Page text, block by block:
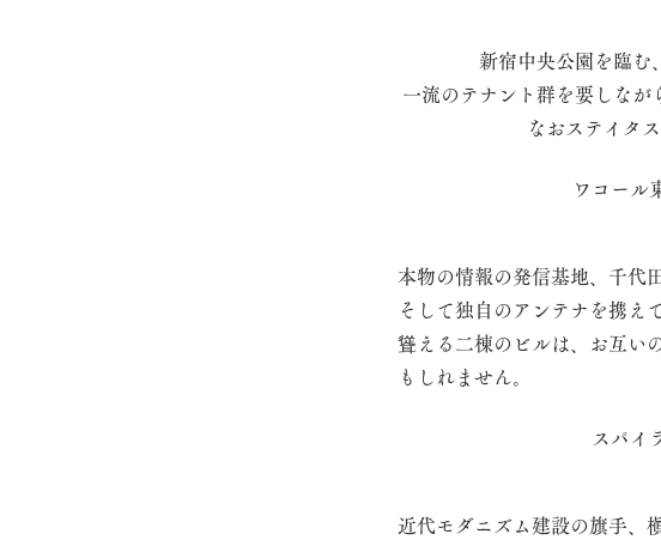
新宿中央公園を臨む
一流のテナント群を要しな
なおステイタ
ワコール
本物の情報の発信基地、千代
そして独自のアンテナを携え
聳える二棟のビルは、お互い
もしれません。
スパイ
近代モダニズム建設の旗手、